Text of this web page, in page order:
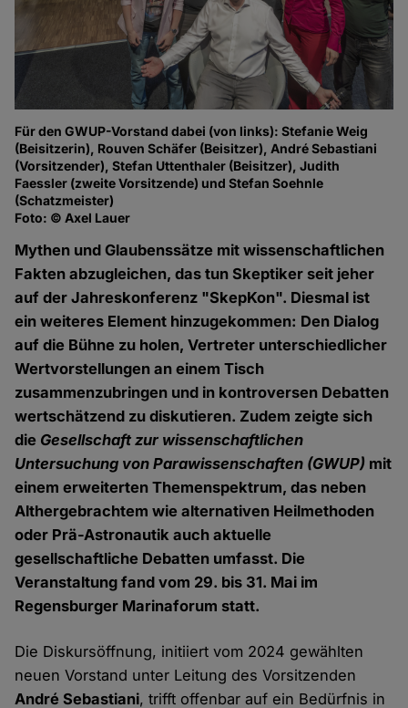
Für den GWUP-Vorstand dabei (von links): Stefanie Weig
(Beisitzerin), Rouven Schäfer (Beisitzer), André Sebastiani
(Vorsitzender), Stefan Uttenthaler (Beisitzer), Judith
Faessler (zweite Vorsitzende) und Stefan Soehnle
(Schatzmeister)
Foto: © Axel Lauer
Mythen und Glaubenssätze mit wissenschaftlichen
Fakten abzugleichen, das tun Skeptiker seit jeher
auf der Jahreskonferenz "SkepKon". Diesmal ist
ein weiteres Element hinzugekommen: Den Dialog
auf die Bühne zu holen, Vertreter unterschiedlicher
Wertvorstellungen an einem Tisch
zusammenzubringen und in kontroversen Debatten
wertschätzend zu diskutieren. Zudem zeigte sich
die Gesellschaft zur wissenschaftlichen
Untersuchung von Parawissenschaften (GWUP) mit
einem erweiterten Themenspektrum, das neben
Althergebrachtem wie alternativen Heilmethoden
oder Prä-Astronautik auch aktuelle
gesellschaftliche Debatten umfasst. Die
Veranstaltung fand vom 29. bis 31. Mai im
Regensburger Marinaforum statt.
Die Diskursöffnung, initiiert vom 2024 gewählten
neuen Vorstand unter Leitung des Vorsitzenden
André Sebastiani, trifft offenbar auf ein Bedürfnis in